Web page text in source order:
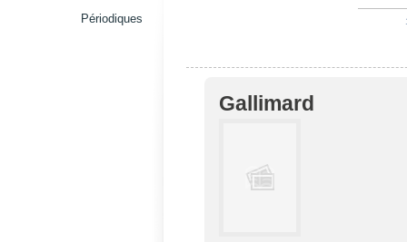
Périodiques
Gallimard
U
V